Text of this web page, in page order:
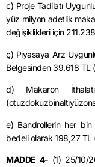
c) Proje Tadilatı
yüz milyon adetlik
değişiklikleri için
ç) Piyasaya Arz
Belgesinden 39.618 TL
d) Makaron
e) Bandrollerin her
bedeli olarak 198,27 TL
MADDE 4- (1) 25/10/